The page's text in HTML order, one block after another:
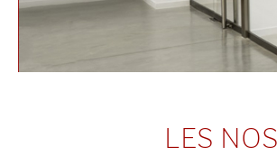
LES